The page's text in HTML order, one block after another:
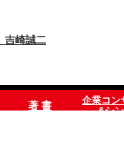
著 書
企業コン
&シ